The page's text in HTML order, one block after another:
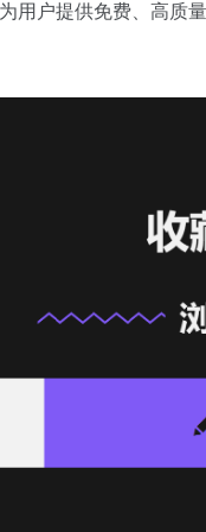
用户提供免费、高